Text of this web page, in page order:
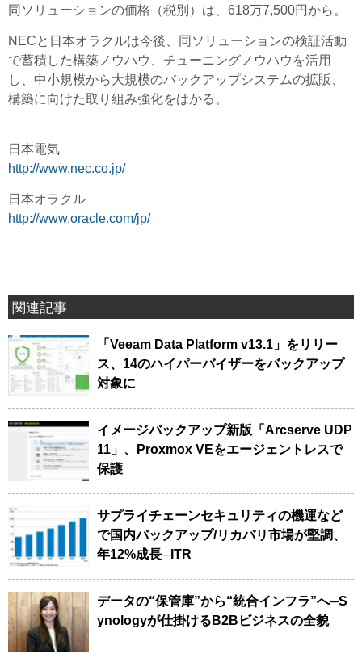
同ソリューションの価格（税別）は、618万7,500円から。
NECと日本オラクルは今後、同ソリューションの検証活動
で蓄積した構築ノウハウ、チューニングノウハウを活用
し、中小規模から大規模のバックアップシステムの拡販、
構築に向けた取り組み強化をはかる。
日本電気
http://www.nec.co.jp/
日本オラクル
http://www.oracle.com/jp/
関連記事
「Veeam Data Platform v13.1」をリリー
ス、14のハイパーバイザーをバックアップ
対象に
イメージバックアップ新版「Arcserve UDP
11」、Proxmox VEをエージェントレスで
保護
サプライチェーンセキュリティの機運など
で国内バックアップ/リカバリ市場が堅調、
年12%成長─ITR
データの“保管庫”から“統合インフラ”へ─S
ynologyが仕掛けるB2Bビジネスの全貌